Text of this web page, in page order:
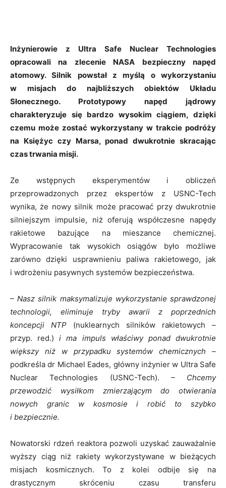
Inżynierowie z Ultra Safe Nuclear Technologies
opracowali na zlecenie NASA bezpieczny napęd
atomowy. Silnik powstał z myślą o wykorzystaniu
w misjach do najbliższych obiektów Układu
Słonecznego. Prototypowy napęd jądrowy
charakteryzuje się bardzo wysokim ciągiem, dzięki
czemu może zostać wykorzystany w trakcie podróży
na Księżyc czy Marsa, ponad dwukrotnie skracając
czas trwania misji.
Ze wstępnych eksperymentów i obliczeń
przeprowadzonych przez ekspertów z USNC-Tech
wynika, że nowy silnik może pracować przy dwukrotnie
silniejszym impulsie, niż oferują współczesne napędy
rakietowe bazujące na mieszance chemicznej.
Wypracowanie tak wysokich osiągów było możliwe
zarówno dzięki usprawnieniu paliwa rakietowego, jak
i wdrożeniu pasywnych systemów bezpieczeństwa.
– Nasz silnik maksymalizuje wykorzystanie sprawdzonej
technologii, eliminuje tryby awarii z poprzednich
koncepcji NTP (nuklearnych silników rakietowych –
przyp. red.) i ma impuls właściwy ponad dwukrotnie
większy niż w przypadku systemów chemicznych –
podkreśla dr Michael Eades, główny inżynier w Ultra Safe
Nuclear Technologies (USNC-Tech). – Chcemy
przewodzić wysiłkom zmierzającym do otwierania
nowych granic w kosmosie i robić to szybko
i bezpiecznie.
Nowatorski rdzeń reaktora pozwoli uzyskać zauważalnie
wyższy ciąg niż rakiety wykorzystywane w bieżących
misjach kosmicznych. To z kolei odbije się na
drastycznym skróceniu czasu transferu